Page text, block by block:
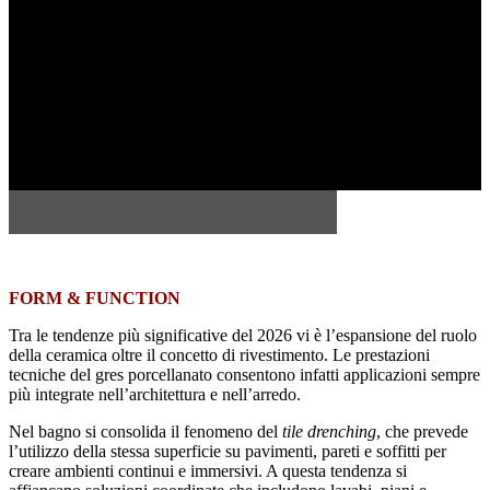
FORM & FUNCTION
Tra le tendenze più significative del 2026 vi è l’espansione del ruolo
della ceramica oltre il concetto di rivestimento. Le prestazioni
tecniche del gres porcellanato consentono infatti applicazioni sempre
più integrate nell’architettura e nell’arredo.
Nel bagno si consolida il fenomeno del tile drenching, che prevede
l’utilizzo della stessa superficie su pavimenti, pareti e soffitti per
creare ambienti continui e immersivi. A questa tendenza si